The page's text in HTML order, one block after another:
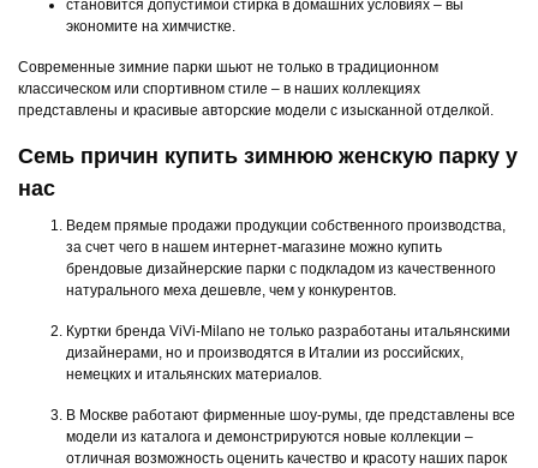
становится допустимой стирка в домашних условиях – вы
экономите на химчистке.
Современные зимние парки шьют не только в традиционном
классическом или спортивном стиле – в наших коллекциях
представлены и красивые авторские модели с изысканной отделкой.
Семь причин купить зимнюю женскую парку у
нас
Ведем прямые продажи продукции собственного производства,
за счет чего в нашем интернет-магазине можно купить
брендовые дизайнерские парки с подкладом из качественного
натурального меха дешевле, чем у конкурентов.
Куртки бренда ViVi-Milano не только разработаны итальянскими
дизайнерами, но и производятся в Италии из российских,
немецких и итальянских материалов.
В Москве работают фирменные шоу-румы, где представлены все
модели из каталога и демонстрируются новые коллекции –
отличная возможность оценить качество и красоту наших парок